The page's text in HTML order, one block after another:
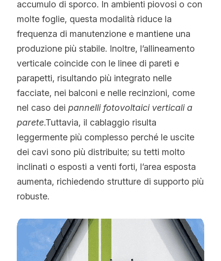
accumulo di sporco. In ambienti piovosi o con
molte foglie, questa modalità riduce la
frequenza di manutenzione e mantiene una
produzione più stabile. Inoltre, l’allineamento
verticale coincide con le linee di pareti e
parapetti, risultando più integrato nelle
facciate, nei balconi e nelle recinzioni, come
nel caso dei pannelli fotovoltaici verticali a
parete.Tuttavia, il cablaggio risulta
leggermente più complesso perché le uscite
dei cavi sono più distribuite; su tetti molto
inclinati o esposti a venti forti, l’area esposta
aumenta, richiedendo strutture di supporto più
robuste.